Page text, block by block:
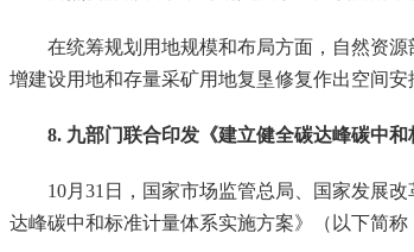
在统筹规划用地规模和布局方面，自然资源
增建设用地和存量采矿用地复垦修复作出空间安
8. 九部门联合印发《建立健全碳达峰碳中和
10月31日，国家市场监管总局、国家发展改
达峰碳中和标准计量体系实施方案》（以下简称